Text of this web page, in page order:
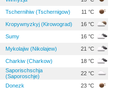
Tschernihiw (Tschernigow) 11 °C
Kropywnyzkyj (Kirowograd) 16 °C
Sumy 16 °C
Mykolajiw (Nikolajew) 21 °C
Charkiw (Charkow) 18 °C
Saporischschja
(Saporoschje)
22 °C
Donezk 23 °C